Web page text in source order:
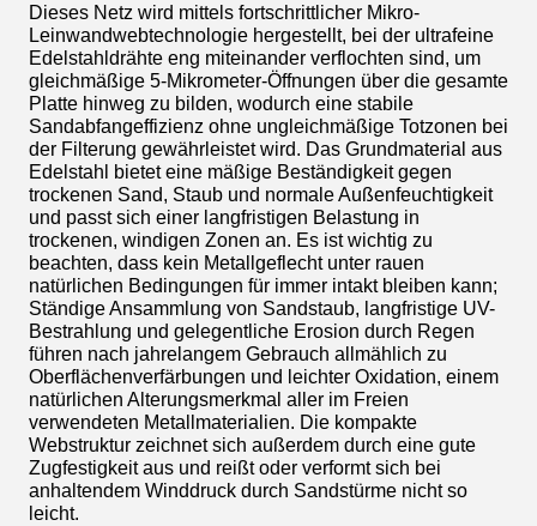
Dieses Netz wird mittels fortschrittlicher Mikro-
Leinwandwebtechnologie hergestellt, bei der ultrafeine
Edelstahldrähte eng miteinander verflochten sind, um
gleichmäßige 5-Mikrometer-Öffnungen über die gesamte
Platte hinweg zu bilden, wodurch eine stabile
Sandabfangeffizienz ohne ungleichmäßige Totzonen bei
der Filterung gewährleistet wird. Das Grundmaterial aus
Edelstahl bietet eine mäßige Beständigkeit gegen
trockenen Sand, Staub und normale Außenfeuchtigkeit
und passt sich einer langfristigen Belastung in
trockenen, windigen Zonen an. Es ist wichtig zu
beachten, dass kein Metallgeflecht unter rauen
natürlichen Bedingungen für immer intakt bleiben kann;
Ständige Ansammlung von Sandstaub, langfristige UV-
Bestrahlung und gelegentliche Erosion durch Regen
führen nach jahrelangem Gebrauch allmählich zu
Oberflächenverfärbungen und leichter Oxidation, einem
natürlichen Alterungsmerkmal aller im Freien
verwendeten Metallmaterialien. Die kompakte
Webstruktur zeichnet sich außerdem durch eine gute
Zugfestigkeit aus und reißt oder verformt sich bei
anhaltendem Winddruck durch Sandstürme nicht so
leicht.